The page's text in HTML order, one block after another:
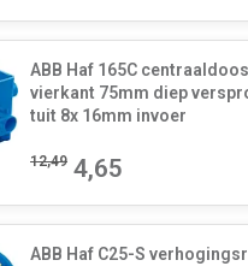
ABB Haf 165C centraaldoos
vierkant 75mm diep
tuit 8x 16mm invoer
12,49 4,65
ABB Haf C25-S